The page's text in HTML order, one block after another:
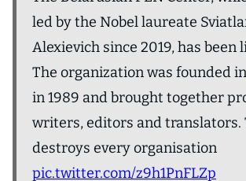
led by the Nobel laureate
Alexievich since 2019, has been
The organization was founded in
in 1989 and brought together
writers, editors and translators.
destroys every organisation
pic.twitter.com/z9h1PnFLZp